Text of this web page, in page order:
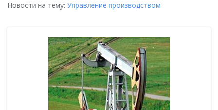
Новости на тему: Управление производством